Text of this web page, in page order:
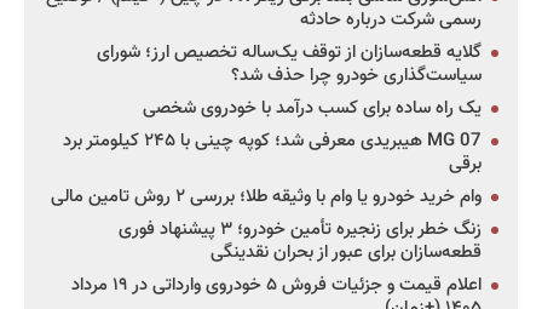
رسمی شرکت درباره حادثه
گلایه قطعه‌سازان از توقف یک‌ساله تخصیص ارز؛ شورای
سیاست‌گذاری خودرو چرا حذف شد؟
یک راه ساده برای کسب درآمد با خودروی شخصی
MG 07 هیبریدی معرفی شد؛ کوپه چینی با ۲۴۵ کیلومتر برد
برقی
وام خرید خودرو یا وام با وثیقه طلا؛ بررسی ۲ روش تامین مالی
زنگ خطر برای زنجیره تأمین خودرو؛ ۳ پیشنهاد فوری
قطعه‌سازان برای عبور از بحران نقدینگی
اعلام قیمت و جزئیات فروش ۵ خودروی وارداتی در ۱۹ مرداد